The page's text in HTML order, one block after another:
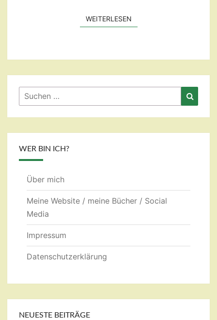
WEITERLESENWEITERLESEN
Suchen
nach:
WER BIN ICH?
Über mich
Meine Website / meine Bücher / Social
Media
Impressum
Datenschutzerklärung
NEUESTE BEITRÄGE